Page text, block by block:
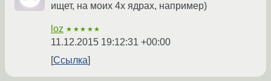
ищет, на моих 4х ядрах, например)
loz ★★★★★
11.12.2015 19:12:31 +00:00
Ссылка